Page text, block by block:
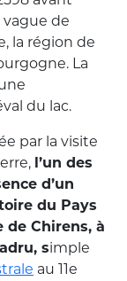
de
la région de
La
du lac.
par la visite
l’un des
d’un
du Pays
de Chirens, à
simple
au 11e